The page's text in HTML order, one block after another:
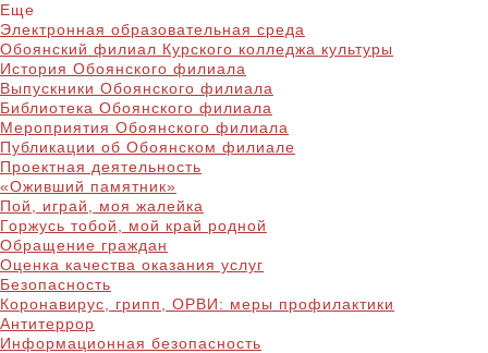
Еще
Электронная образовательная среда
Обоянский филиал Курского колледжа культуры
История Обоянского филиала
Выпускники Обоянского филиала
Библиотека Обоянского филиала
Мероприятия Обоянского филиала
Публикации об Обоянском филиале
Проектная деятельность
«Оживший памятник»
Пой, играй, моя жалейка
Горжусь тобой, мой край родной
Обращение граждан
Оценка качества оказания услуг
Безопасность
Коронавирус, грипп, ОРВИ: меры профилактики
Антитеррор
Информационная безопасность